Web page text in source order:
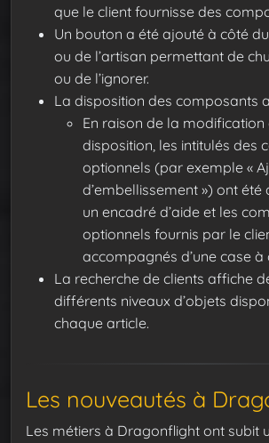
que le client fournisse des
Un bouton a été ajouté à côté
ou de l’artisan permettant de
ou de l’ignorer.
La disposition des composants
En raison de la modification
disposition, les intitulés des
optionnels (par exemple «
d’embellissement ») ont
un encadré d’aide et les
optionnels fournis par le
accompagnés d’une case à
La recherche de clients affiche
différents niveaux d’objets
chaque article.
Les nouveautés à
Les métiers à Dragonflight ont subit